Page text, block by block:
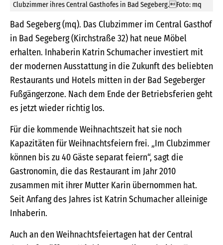
Clubzimmer ihres Central Gasthofes in Bad Segeberg.Foto: mq
Bad Segeberg (mq). Das Clubzimmer im Central Gasthof
in Bad Segeberg (Kirchstraße 32) hat neue Möbel
erhalten. Inhaberin Katrin Schumacher investiert mit
der modernen Ausstattung in die Zukunft des beliebten
Restaurants und Hotels mitten in der Bad Segeberger
Fußgängerzone. Nach dem Ende der Betriebsferien geht
es jetzt wieder richtig los.
Für die kommende Weihnachtszeit hat sie noch
Kapazitäten für Weihnachtsfeiern frei. „Im Clubzimmer
können bis zu 40 Gäste separat feiern“, sagt die
Gastronomin, die das Restaurant im Jahr 2010
zusammen mit ihrer Mutter Karin übernommen hat.
Seit Anfang des Jahres ist Katrin Schumacher alleinige
Inhaberin.
Auch an den Weihnachtsfeiertagen hat der Central